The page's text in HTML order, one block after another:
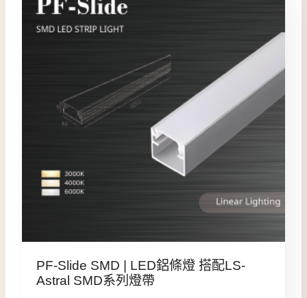
PF-Slide SMD | LED鋁條燈 搭配LS-
Astral SMD系列燈帶